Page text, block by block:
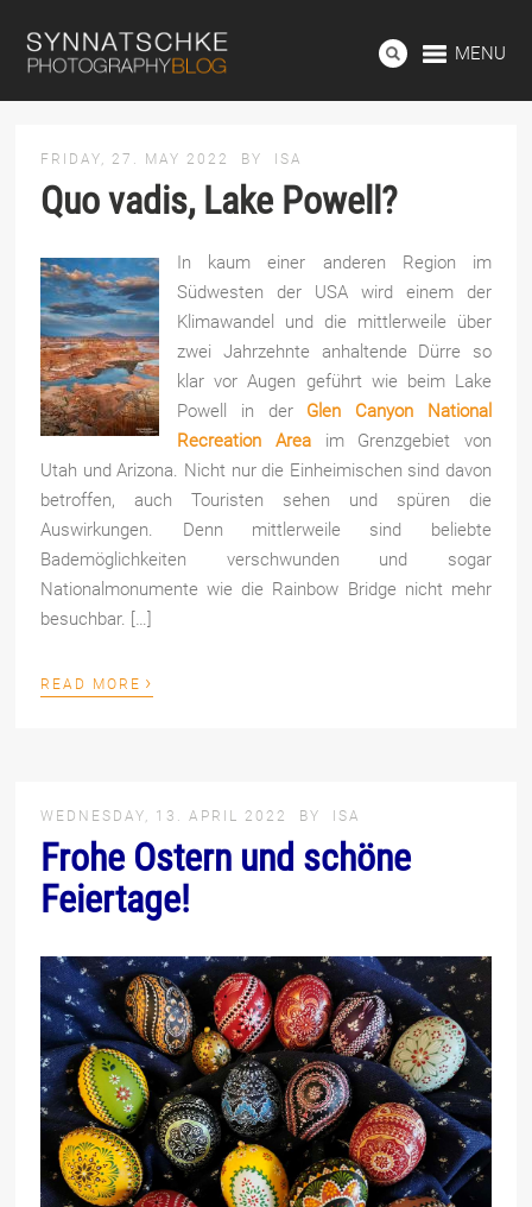
MENU
FRIDAY, 27. MAY 2022 BY ISA
Quo vadis, Lake Powell?
In kaum einer anderen Region im
Südwesten der USA wird einem der
Klima­wan­del und die mittlerweile über
zwei Jahrzehnte anhaltende Dürre so
klar vor Au­gen geführt wie beim Lake
Powell in der Glen Can­yon National
Recreation Area im Grenzgebiet von
Utah und Arizona. Nicht nur die Einheimischen sind davon
betroffen, auch Touristen sehen und spüren die
Auswirkungen. Denn mittlerweile sind beliebte
Bademöglichkeiten verschwunden und sogar
Nationalmonumente wie die Rainbow Bridge nicht mehr
besuchbar. […]
READ MORE ›
WEDNESDAY, 13. APRIL 2022 BY ISA
Frohe Ostern und schöne
Feiertage!